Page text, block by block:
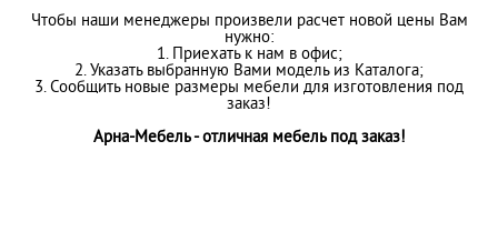
Чтобы наши менеджеры произвели расчет новой цены Вам
нужно:
1. Приехать к нам в офис;
2. Указать выбранную Вами модель из Каталога;
3. Сообщить новые размеры мебели для изготовления под
заказ!
Арна-Мебель - отличная мебель под заказ!